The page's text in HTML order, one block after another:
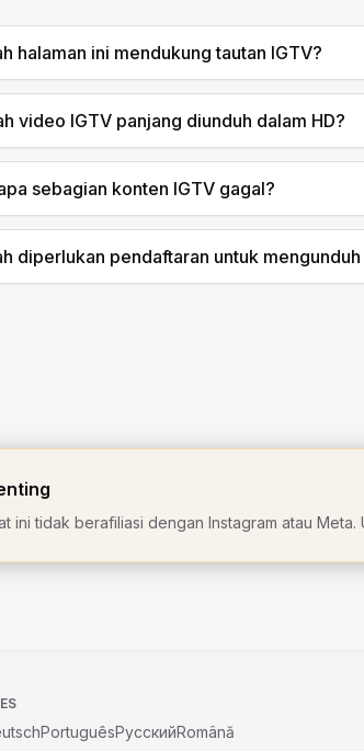
halaman ini mendukung tautan IGTV?
video IGTV panjang diunduh dalam HD?
sebagian konten IGTV gagal?
diperlukan pendaftaran untuk mengunduh
ini tidak berafiliasi dengan Instagram atau
PortuguêsРусскийRomână